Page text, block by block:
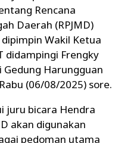
Rencana
Daerah (RPJMD)
Wakil Ketua
didampingi Frengky
Gedung Harungguan
(06/08/2025) sore.
juru bicara Hendra
akan digunakan
pedoman utama